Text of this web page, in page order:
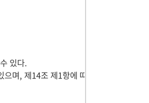
있다.
며, 제14조 제1항에 따